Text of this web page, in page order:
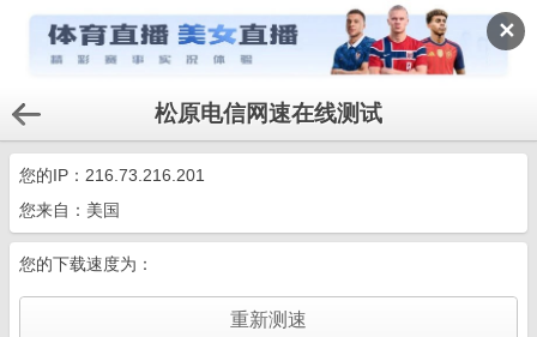
✕
松原电信网速在线测试
您的IP： 216.73.216.201
您来自：美国
您的下载速度为：